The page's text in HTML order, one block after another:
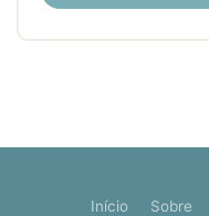
Início Sobre